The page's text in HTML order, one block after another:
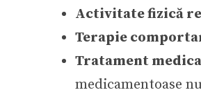
Activitate fizică
Terapie
Tratament
medicamentoase